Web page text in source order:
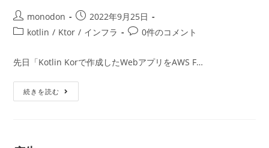
投
稿
monodon
投
稿
日:
2022年9月25日
投
カ
テ
ゴ
kotlin / Ktor / インフラ
投
コ
0件のコメント
先日「Kotlin Korで作成したWebアプリをAWS F…
続きを読む Kotlin
Ktor